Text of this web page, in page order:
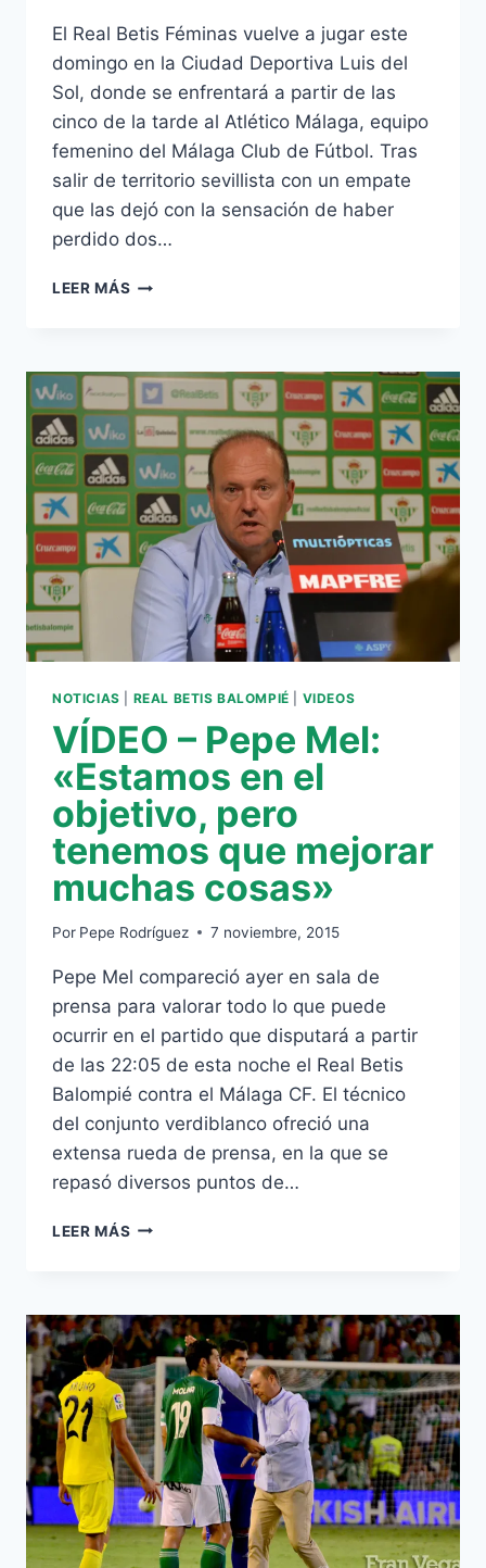
El Real Betis Féminas vuelve a jugar este
domingo en la Ciudad Deportiva Luis del
Sol, donde se enfrentará a partir de las
cinco de la tarde al Atlético Málaga, equipo
femenino del Málaga Club de Fútbol. Tras
salir de territorio sevillista con un empate
que las dejó con la sensación de haber
perdido dos…
LEER MÁS LA
REAL
BETIS
FÉMINAS
–
ATLÉTICO
MÁLAGA
NOTICIAS REAL BETIS BALOMPIÉ VIDEOS
VÍDEO – Pepe Mel:
«Estamos en el
objetivo, pero
tenemos que mejorar
muchas cosas»
Por Pepe Rodríguez 7 noviembre, 2015
Pepe Mel compareció ayer en sala de
prensa para valorar todo lo que puede
ocurrir en el partido que disputará a partir
de las 22:05 de esta noche el Real Betis
Balompié contra el Málaga CF. El técnico
del conjunto verdiblanco ofreció una
extensa rueda de prensa, en la que se
repasó diversos puntos de…
LEER MÁS VÍDEO
«ESTAMOS
EN
EL
OBJETIVO,
PERO
TENEMOS
QUE
MEJORAR
MUCHAS
COSAS»